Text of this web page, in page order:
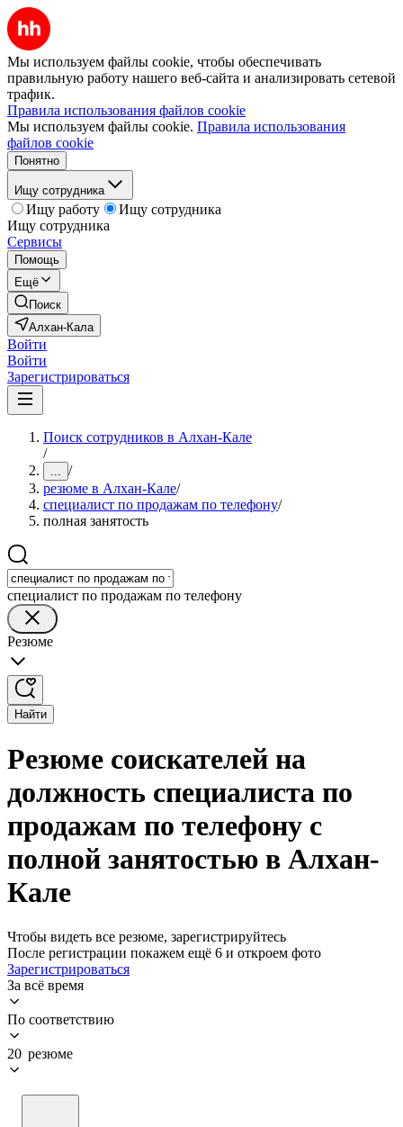
Мы используем файлы cookie, чтобы обеспечивать
правильную работу нашего веб-сайта и анализировать сетевой
трафик.
Правила использования файлов cookie
Мы используем файлы cookie. Правила использования
файлов cookie
Понятно
Ищу сотрудника
Ищу работу
Ищу сотрудника
Ищу сотрудника
Сервисы
Помощь
Ещё
Поиск
Алхан-Кала
Войти
Войти
Зарегистрироваться
Поиск сотрудников в Алхан-Кале
/
... /
резюме в Алхан-Кале/
специалист по продажам по телефону/
полная занятость
специалист по продажам по телефону
Резюме
Найти
Резюме соискателей на
должность специалиста по
продажам по телефону с
полной занятостью в Алхан-
Кале
Чтобы видеть все резюме, зарегистрируйтесь
После регистрации покажем ещё 6 и откроем фото
Зарегистрироваться
За всё время
По соответствию
20 резюме